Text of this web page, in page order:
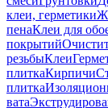
клеи, герметики
пенаКлеи для
покрытий
резьбыКлеи
плиткаКирпичи
плитка
вата